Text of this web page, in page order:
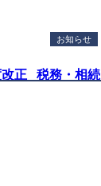
お知らせ
正 税務・相続